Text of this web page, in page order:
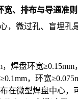
宽、排布与导通准则
，微过孔、盲埋孔
焊盘环宽
，环宽
在微型焊盘中心，